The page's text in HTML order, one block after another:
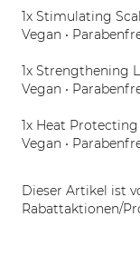
1x Stimulating
Vegan •
1x Strengthening
Vegan •
1x Heat
Vegan •
Dieser Artikel ist
Rabattaktionen/